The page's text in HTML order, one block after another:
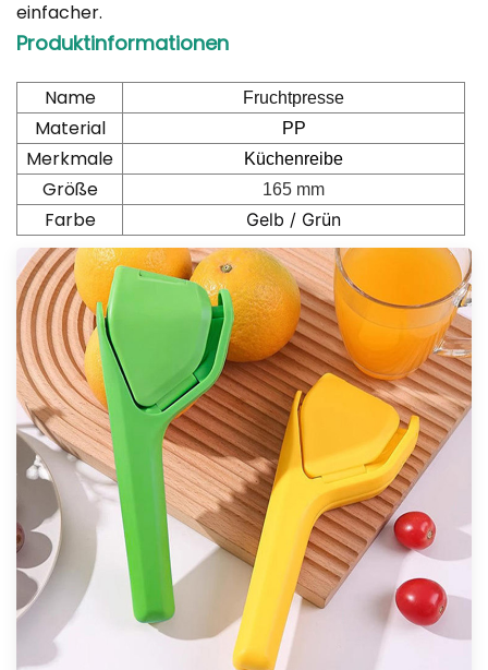
einfacher.
Produktinformationen
Name Fruchtpresse
Material PP
Merkmale Küchenreibe
Größe 165 mm
Farbe Gelb / Grün